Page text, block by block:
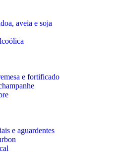
aveia e soja
e fortificado
e aguardentes